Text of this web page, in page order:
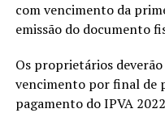
com vencimento da
emissão do documento
Os proprietários
vencimento por final de
pagamento do IPVA